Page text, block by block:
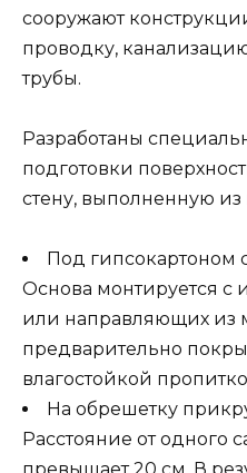
сооружают
проводку,
трубы.
Разработаны
подготовки
стену, выполненную из
Под гипсокартоном
Основа монтируется с
или направляющих из
предварительно
влагостойкой
На обрешетку
Расстояние от одного